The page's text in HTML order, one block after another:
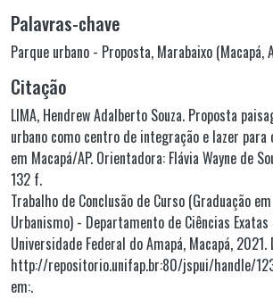
Palavras-chave
Parque urbano - Proposta, Marabaixo (Macapá,
Citação
LIMA, Hendrew Adalberto Souza. Proposta
urbano como centro de integração e lazer
em Macapá/AP. Orientadora: Flávia Wayne de
132 f.
Trabalho de Conclusão de Curso (Graduação
Urbanismo) - Departamento de Ciências Exatas
Universidade Federal do Amapá, Macapá, 2021.
http://repositorio.unifap.br:80/jspui/handle/
em:.